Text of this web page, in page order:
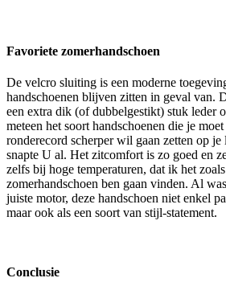
Favoriete zomerhandschoen
De velcro sluiting is een moderne
handschoenen blijven zitten in geval van.
een extra dik (of dubbelgestikt) stuk leder
meteen het soort handschoenen die je
ronderecord scherper wil gaan zetten op je
snapte U al. Het zitcomfort is zo goed en
zelfs bij hoge temperaturen, dat ik het
zomerhandschoen ben gaan vinden. Al
juiste motor, deze handschoen niet enkel
maar ook als een soort van stijl-statement.
Conclusie